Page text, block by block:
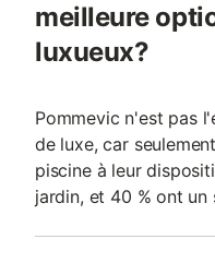
meilleure
luxueux?
Pommevic n'est pas
de luxe, car
piscine à leur
jardin, et 40 % ont un